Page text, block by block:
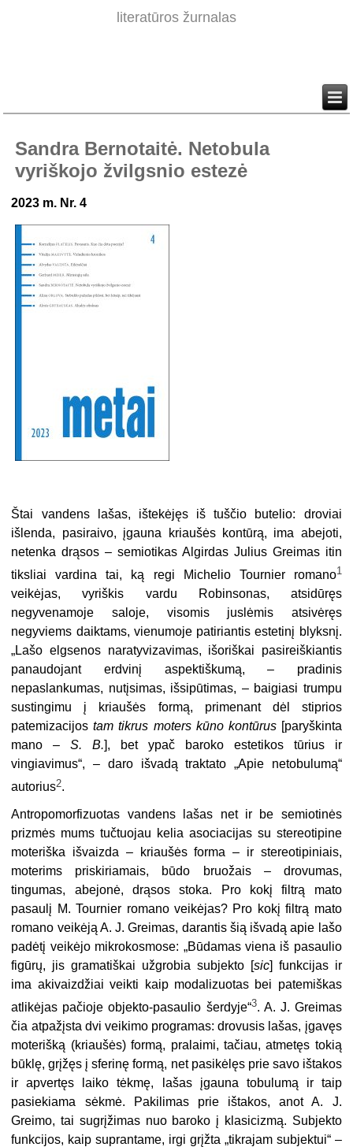
literatūros žurnalas
Sandra Bernotaitė. Netobula
vyriškojo žvilgsnio estezė
2023 m. Nr. 4
Štai vandens lašas, ištekėjęs iš tuščio butelio: droviai
išlenda, pasiraivo, įgauna kriaušės kontūrą, ima abejoti,
netenka drąsos – semiotikas Algirdas Julius Greimas itin
tiksliai vardina tai, ką regi Michelio Tournier romano1
veikėjas, vyriškis vardu Robinsonas, atsidūręs
negyvenamoje saloje, visomis juslėmis atsivėręs
negyviems daiktams, vienumoje patiriantis estetinį blyksnį.
„Lašo elgsenos naratyvizavimas, išoriškai pasireiškiantis
panaudojant erdvinį aspektiškumą, – pradinis
nepaslankumas, nutįsimas, išsipūtimas, – baigiasi trumpu
sustingimu į kriaušės formą, primenant dėl stiprios
patemizacijostam tikrus moters kūno kontūrus[paryškinta
mano –S. B.], bet ypač baroko estetikos tūrius ir
vingiavimus“, – daro išvadą traktato „Apie netobulumą“
autorius2.
Antropomorfizuotas vandens lašas net ir be semiotinės
prizmės mums tučtuojau kelia asociacijas su stereotipine
moteriška išvaizda – kriaušės forma – ir stereotipiniais,
moterims priskiriamais, būdo bruožais – drovumas,
tingumas, abejonė, drąsos stoka. Pro kokį filtrą mato
pasaulį M. Tournier romano veikėjas? Pro kokį filtrą mato
romano veikėją A. J. Greimas, darantis šią išvadą apie lašo
padėtį veikėjo mikrokosmose: „Būdamas viena iš pasaulio
figūrų, jis gramatiškai užgrobia subjekto [sic] funkcijas ir
ima akivaizdžiai veikti kaip modalizuotas bei patemiškas
atlikėjas pačioje objekto-pasaulio šerdyje“3. A. J. Greimas
čia atpažįsta dvi veikimo programas: drovusis lašas, įgavęs
moterišką (kriaušės) formą, pralaimi, tačiau, atmetęs tokią
būklę, grįžęs į sferinę formą, net pasikėlęs prie savo ištakos
ir apvertęs laiko tėkmę, lašas įgauna tobulumą ir taip
pasiekiama sėkmė. Pakilimas prie ištakos, anot A. J.
Greimo, tai sugrįžimas nuo baroko į klasicizmą. Subjekto
funkcijos, kaip suprantame, irgi grįžta „tikrajam subjektui“ –